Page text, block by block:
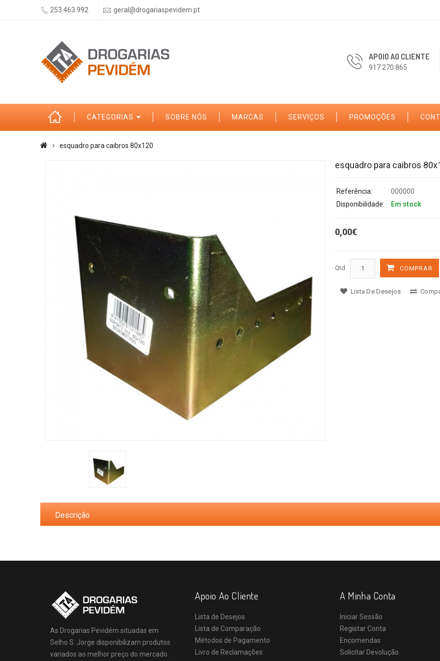
253 463 992 geral@drogariaspevidem.pt
APOIO AO CLIENTE
917 270 865
CATEGORIAS SOBRE NÓS MARCAS SERVIÇOS PROMOÇÕES
esquadro para caibros 80x120
esquadro para caibros
Referência:
000000
Disponibilidade:
Em stock
0,00€
Qtd COMPRAR
Lista De Desejos
Descrição
As Drogarias Pevidém situadas em
Selho S. Jorge disponibilizam produtos
variados ao melhor preço do mercado.
Apoio Ao Cliente
Lista de Desejos
Lista de Comparação
Métodos de Pagamento
Livro de Reclamações
A Minha Conta
Iniciar Sessão
Registar Conta
Encomendas
Solicitar Devolução